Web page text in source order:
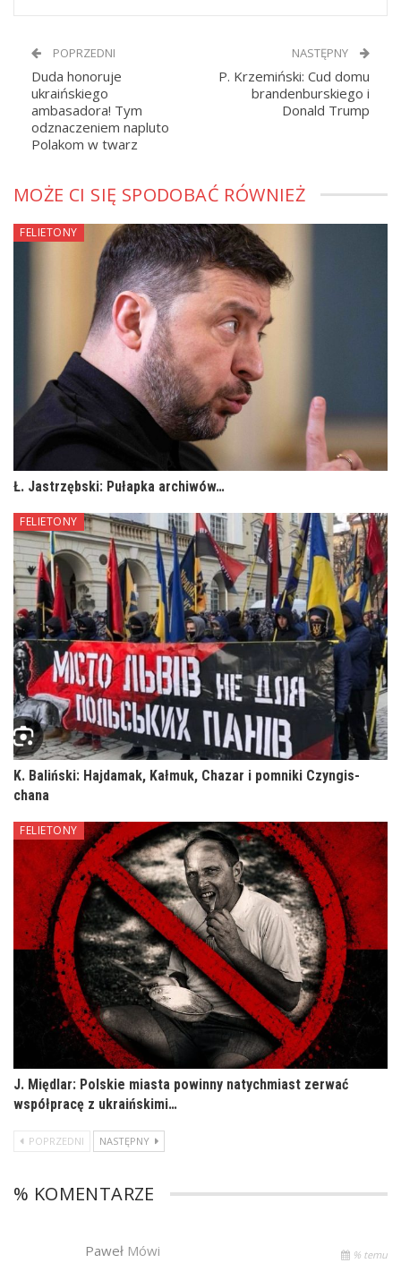
POPRZEDNI
Duda honoruje
ukraińskiego
ambasadora! Tym
odznaczeniem napluto
Polakom w twarz
NASTĘPNY
P. Krzemiński: Cud domu
brandenburskiego i
Donald Trump
MOŻE CI SIĘ SPODOBAĆ RÓWNIEŻ
FELIETONY
Ł. Jastrzębski: Pułapka archiwów…
FELIETONY
K. Baliński: Hajdamak, Kałmuk, Chazar i pomniki Czyngis-
chana
FELIETONY
J. Międlar: Polskie miasta powinny natychmiast zerwać
współpracę z ukraińskimi…
POPRZEDNI NASTĘPNY
% KOMENTARZE
Paweł Mówi % temu